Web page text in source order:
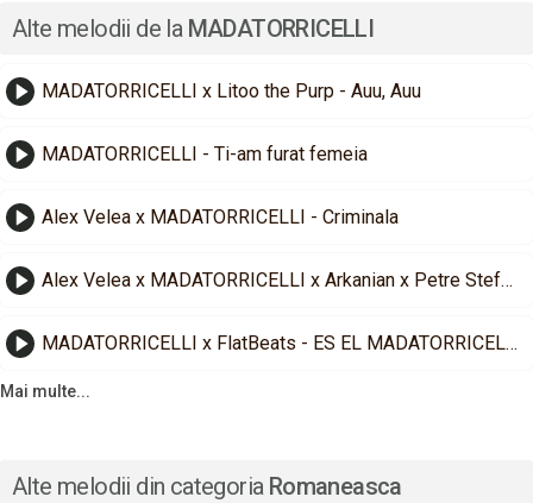
Alte melodii de la MADATORRICELLI
MADATORRICELLI x Litoo the Purp - Auu, Auu
MADATORRICELLI - Ti-am furat femeia
Alex Velea x MADATORRICELLI - Criminala
Alex Velea x MADATORRICELLI x Arkanian x Petre Stefan x Ursaru - Baieti de Oras
MADATORRICELLI x FlatBeats - ES EL MADATORRICELLI
Mai multe...
Alte melodii din categoria Romaneasca